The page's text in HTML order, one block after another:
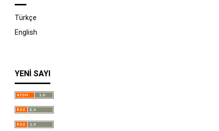
Türkçe
English
YENI SAYI